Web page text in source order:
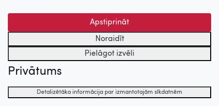
Apstiprināt
Noraidīt
Pielāgot izvēli
Privātums
Detalizētāka informācija par izmantotajām sīkdatnēm